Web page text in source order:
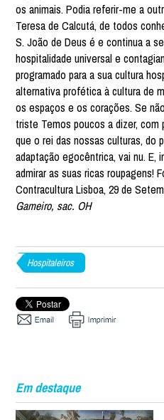
Gameiro, sac. OH
Hospitaleiros
Em destaque